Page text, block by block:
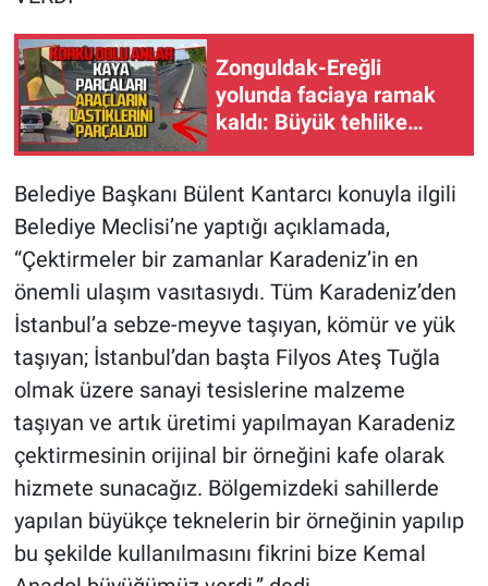
Zonguldak-Ereğli
yolunda faciaya ramak
kaldı: Büyük tehlike
Belediye Başkanı Bülent Kantarcı konuyla ilgili
Belediye Meclisi’ne yaptığı açıklamada,
“Çektirmeler bir zamanlar Karadeniz’in en
önemli ulaşım vasıtasıydı. Tüm Karadeniz’den
İstanbul’a sebze-meyve taşıyan, kömür ve yük
taşıyan; İstanbul’dan başta Filyos Ateş Tuğla
olmak üzere sanayi tesislerine malzeme
taşıyan ve artık üretimi yapılmayan Karadeniz
çektirmesinin orijinal bir örneğini kafe olarak
hizmete sunacağız. Bölgemizdeki sahillerde
yapılan büyükçe teknelerin bir örneğinin yapılıp
bu şekilde kullanılmasını fikrini bize Kemal